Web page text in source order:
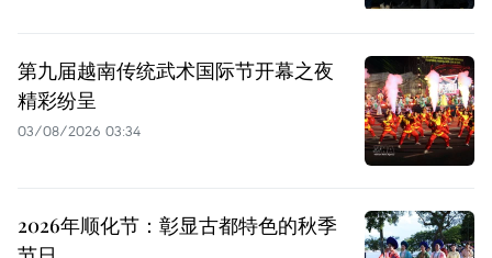
第九届越南传统武术国际节开幕之夜
精彩纷呈
03/08/2026 03:34
2026年顺化节：彰显古都特色的秋季